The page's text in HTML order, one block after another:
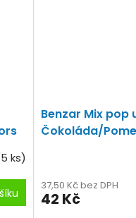
ks)
Benzar Mix pop
Čokoláda/
37,50 Kč bez DPH
42 Kč